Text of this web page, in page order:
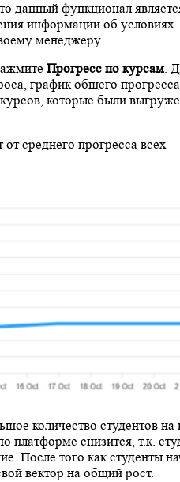
данный функционал
информации об условиях
менеджеру
Прогресс по курсам.
график общего
которые были
среднего прогресса всех
количество студентов на
платформе снизится, т.к.
После того как студенты
вектор на общий рост.